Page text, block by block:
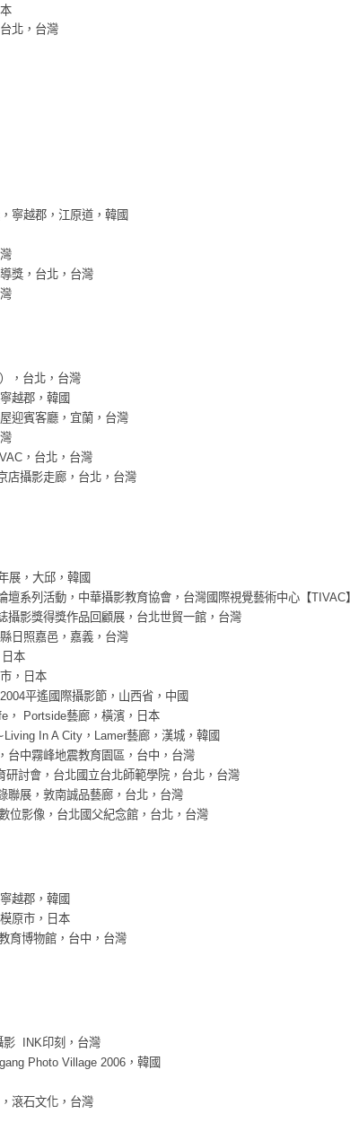
北，台灣
寧越郡，江原道，韓國
獎，台北，台灣
，台北，台灣
越郡，韓國
迎賓客廳，宜蘭，台灣
，台北，台灣
店攝影走廊，台北，台灣
展，大邱，韓國
壇系列活動，中華攝影教育協會，台灣國際視覺藝術中心【TIVAC
攝影獎得獎作品回顧展，台北世貿一館，台灣
日照嘉邑，嘉義，台灣
本
，日本
平遙國際攝影節，山西省，中國
， Portside藝廊，橫濱，日本
In A City，Lamer藝廊，漢城，韓國
台中霧峰地震教育園區，台中，台灣
討會，台北國立台北師範學院，台北，台灣
聯展，敦南誠品藝廊，台北，台灣
位影像，台北國父紀念館，台北，台灣
越郡，韓國
原市，日本
育博物館，台中，台灣
影 INK印刻，台灣
Photo Village 2006，韓國
滾石文化，台灣